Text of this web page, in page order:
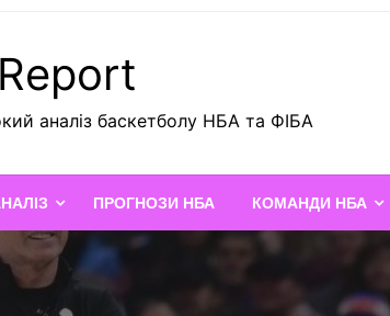
аналіз баскетболу НБА та ФІБА
ПРОГНОЗИ НБА КОМАНДИ НБА